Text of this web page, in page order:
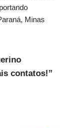
Minas
contatos!”